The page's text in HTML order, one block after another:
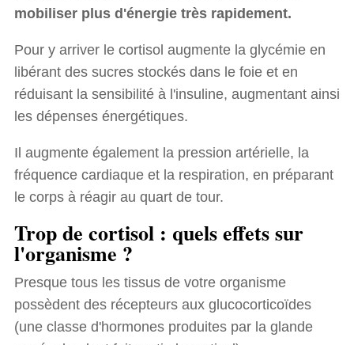
mobiliser plus d'énergie très rapidement.
Pour y arriver le cortisol augmente la glycémie en
libérant des sucres stockés dans le foie et en
réduisant la sensibilité à l'insuline, augmentant ainsi
les dépenses énergétiques.
Il augmente également la pression artérielle, la
fréquence cardiaque et la respiration, en préparant
le corps à réagir au quart de tour.
Trop de cortisol : quels effets sur
l'organisme ?
Presque tous les tissus de votre organisme
possèdent des récepteurs aux glucocorticoïdes
(une classe d'hormones produites par la glande